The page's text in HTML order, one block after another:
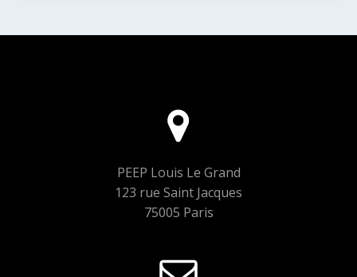
PEEP Louis Le Grand
123 rue Saint Jacques
75005 Paris